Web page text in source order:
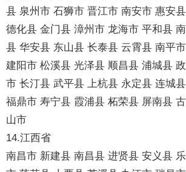
县 泉州市 石狮市 晋江市 南安市 惠安
德化县 金门县 漳州市 龙海市 平和县
县 华安县 东山县 长泰县 云霄县 南平
建阳市 松溪县 光泽县 顺昌县 浦城县
市 长汀县 武平县 上杭县 永定县 连城
福鼎市 寿宁县 霞浦县 柘荣县 屏南县
山市
14.江西省
南昌市 新建县 南昌县 进贤县 安义县